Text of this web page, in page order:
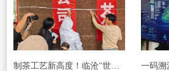
制茶工艺新高度！临沧"世界最大紧压茶"创吉尼